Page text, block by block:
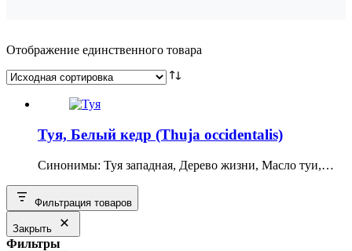
Отображение единственного товара
Туя, Белый кедр (Thuja occidentalis)
Синонимы: Туя западная, Дерево жизни, Масло туи,…
Фильтрация товаров
Закрыть
Фильтры